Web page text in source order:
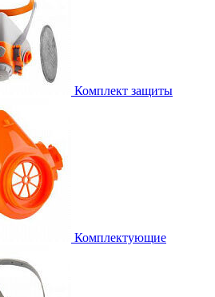
Комплект защиты
Комплектующие